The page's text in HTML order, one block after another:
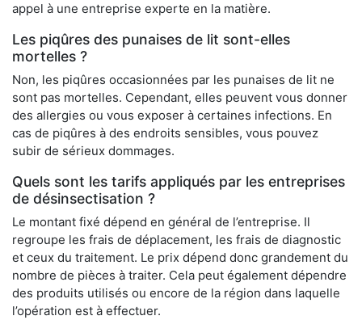
appel à une entreprise experte en la matière.
Les piqûres des punaises de lit sont-elles
mortelles ?
Non, les piqûres occasionnées par les punaises de lit ne
sont pas mortelles. Cependant, elles peuvent vous donner
des allergies ou vous exposer à certaines infections. En
cas de piqûres à des endroits sensibles, vous pouvez
subir de sérieux dommages.
Quels sont les tarifs appliqués par les entreprises
de désinsectisation ?
Le montant fixé dépend en général de l’entreprise. Il
regroupe les frais de déplacement, les frais de diagnostic
et ceux du traitement. Le prix dépend donc grandement du
nombre de pièces à traiter. Cela peut également dépendre
des produits utilisés ou encore de la région dans laquelle
l’opération est à effectuer.